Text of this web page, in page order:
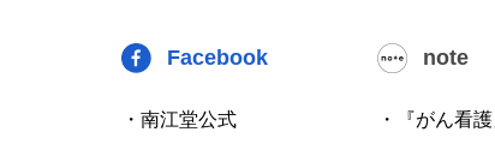
Facebook
・南江堂公式
note
・『がん看